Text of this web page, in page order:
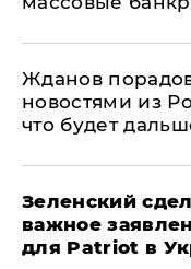
Жданов
новостями из
что будет
Зеленский
важное
для Patriot в